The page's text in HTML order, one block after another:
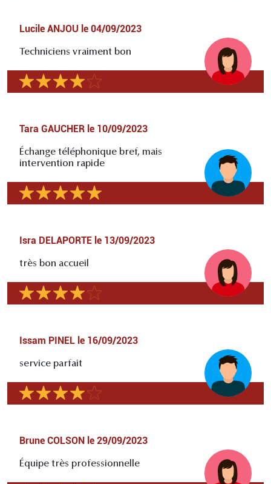
Lucile ANJOU le 04/09/2023
Techniciens vraiment bon
Tara GAUCHER le 10/09/2023
Échange téléphonique bref, mais
intervention rapide
Isra DELAPORTE le 13/09/2023
très bon accueil
Issam PINEL le 16/09/2023
service parfait
Brune COLSON le 29/09/2023
Équipe très professionnelle